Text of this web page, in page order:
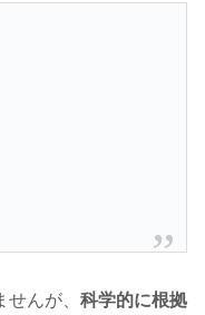
んが、 科学的に根拠